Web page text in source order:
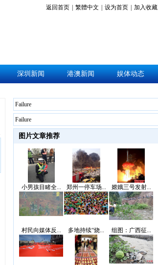
返回首页 繁體中文 设为首页 加入收藏
深圳新闻 港澳新闻 娱体动态
Failure
Failure
图片文章推荐
小男孩目睹全... 郑州一停车场... 嫦娥三号发射...
村民向媒体反... 多地持续“烧... 组图：广西征...